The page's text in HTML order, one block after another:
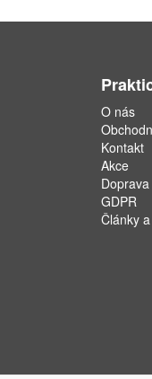
O nás
Kontakt
Akce
Doprava
GDPR
Články